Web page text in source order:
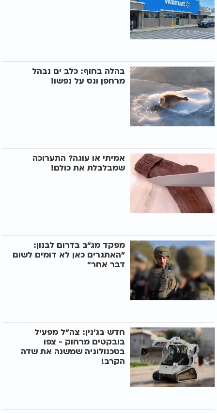
בהלה בחוף: כלב ים נבהל
מרחפן ונס על נפשו!
אמיתי או עוגה? התערוכה
שמבלבלת את כולם!
מפקד מג"ב בדרום לבנון:
"האתגרים כאן לא דומים לשום
דבר אחר"
חדש בג'נין: צה"ל מפעיל
בובקטים מרחוק - צפו
בטכנולוגיה שמשנה את שדה
הקרב!